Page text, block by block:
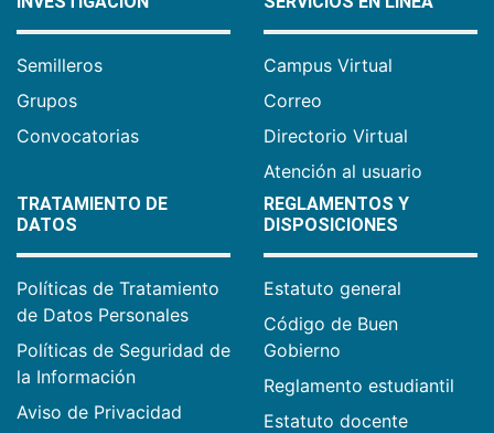
Semilleros
Grupos
Convocatorias
Campus Virtual
Correo
Directorio Virtual
Atención al usuario
TRATAMIENTO DE
DATOS
Políticas de Tratamiento
de Datos Personales
Políticas de Seguridad de
la Información
Aviso de Privacidad
REGLAMENTOS Y
DISPOSICIONES
Estatuto general
Código de Buen
Gobierno
Reglamento estudiantil
Estatuto docente